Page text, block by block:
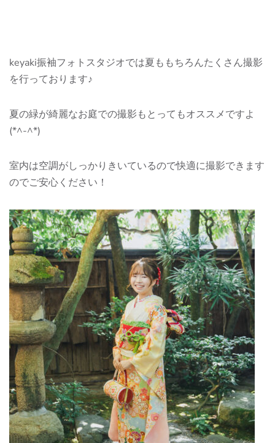
keyaki振袖フォトスタジオでは夏ももちろんたくさん撮影
を行っております♪
夏の緑が綺麗なお庭での撮影もとってもオススメですよ
(*^-^*)
室内は空調がしっかりきいているので快適に撮影できます
のでご安心ください！